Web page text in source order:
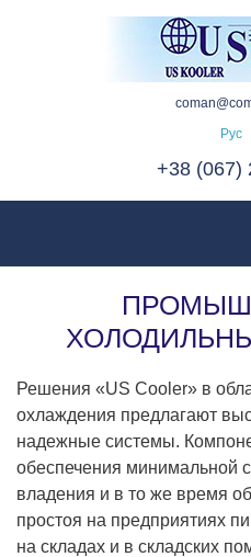
Рус
+38 (067)
Решения «US Cooler» в
охлаждения предлагают
надежные системы.
обеспечения минимальной
владения и в то же время
простоя на предприятиях
на складах и в складских